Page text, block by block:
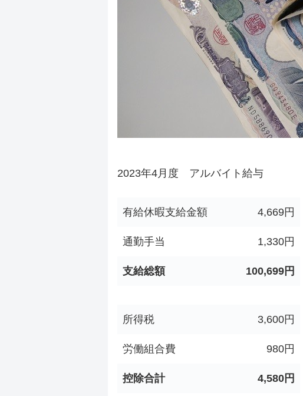
2023年4月度 アルバイト給与
有給休暇支給金額 4,669円
通勤手当 1,330円
支給総額 100,699円
所得税 3,600円
労働組合費 980円
控除合計 4,580円